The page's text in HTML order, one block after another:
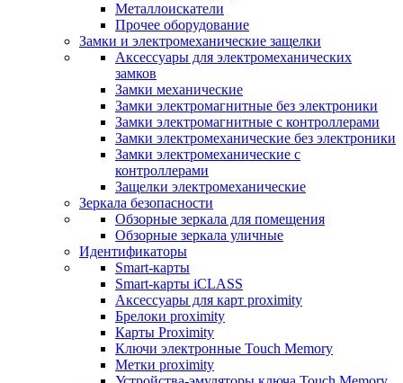
Металлоискатели
Прочее оборудование
Замки и электромеханические защелки
Аксессуары для электромеханических
замков
Замки механические
Замки электромагнитные без электроники
Замки электромагнитные с контроллерами
Замки электромеханические без электроники
Замки электромеханические с
контроллерами
Защелки электромеханические
Зеркала безопасности
Обзорные зеркала для помещения
Обзорные зеркала уличные
Идентификаторы
Smart-карты
Smart-карты iCLASS
Аксессуары для карт proximitу
Брелоки proximity
Карты Proximity
Ключи электронные Touch Memory
Метки proximity